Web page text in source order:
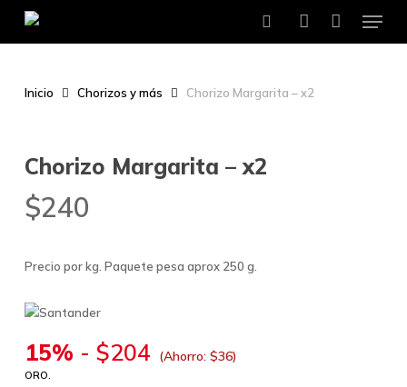
searchaccount
Menu
Inicio Chorizos y más Chorizo Margarita – x2
Chorizo Margarita – x2
$240
Precio por kg. Paquete pesa aprox 250 g.
15% - $204 (Ahorro: $36)
ORO.